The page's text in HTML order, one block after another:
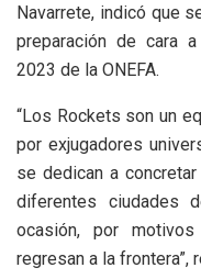
Navarrete, indicó que
preparación de cara
2023 de la ONEFA.
“Los Rockets son un
por exjugadores
se dedican a
diferentes ciudades
ocasión, por
regresan a la frontera”,